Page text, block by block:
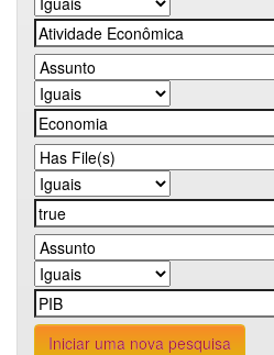
Iniciar uma nova pesquisa